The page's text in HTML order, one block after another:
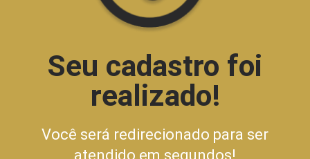
Seu cadastro foi
realizado!
Você será redirecionado para ser
atendido em segundos!